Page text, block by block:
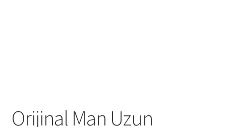
Orijinal Man Uzun